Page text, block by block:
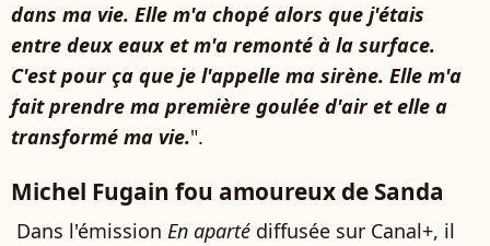
dans ma vie. Elle m'a chopé alors que j'étais
entre deux eaux et m'a remonté à la surface.
C'est pour ça que je l'appelle ma sirène. Elle m'a
fait prendre ma première goulée d'air et elle a
transformé ma vie.".
Michel Fugain fou amoureux de Sanda
Dans l'émission En aparté diffusée sur Canal+, il